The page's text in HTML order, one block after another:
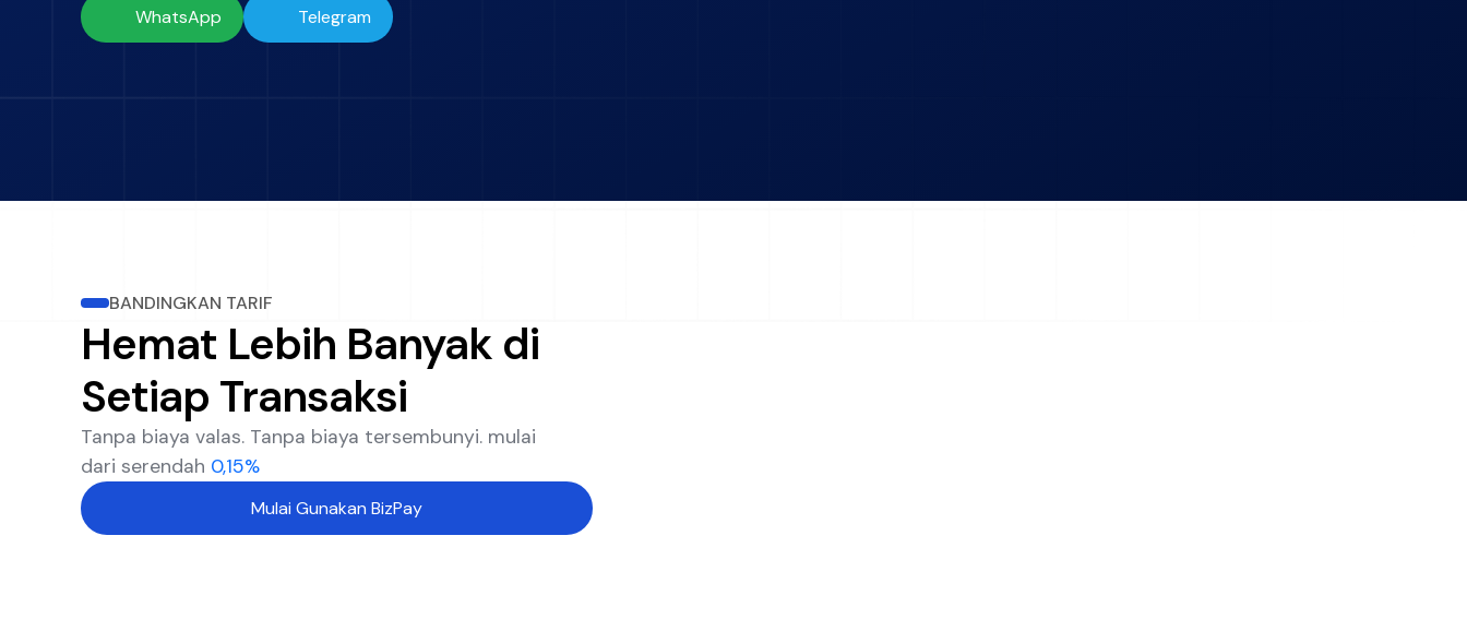
WhatsApp
Telegram
BANDINGKAN TARIF
Hemat Lebih Banyak di
Setiap Transaksi
Tanpa biaya valas. Tanpa biaya tersembunyi. mulai
dari serendah 0,15%
Mulai Gunakan BizPay